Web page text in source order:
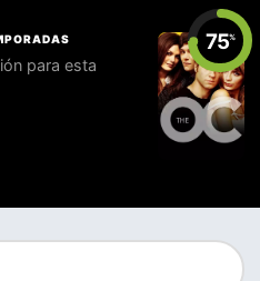
75%
para esta